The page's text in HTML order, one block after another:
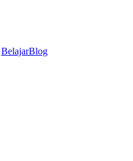
BelajarBlog